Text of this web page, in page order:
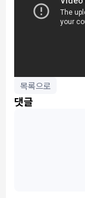
목록으로
댓글